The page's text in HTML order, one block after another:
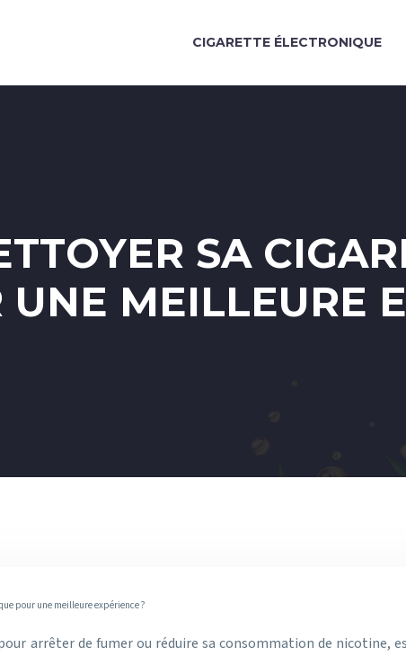
CIGARETTE ÉLECTRONIQUE
SA
UNE MEILLEURE
pour une meilleure expérience ?
arrêter de fumer ou réduire sa consommation de nicotine,